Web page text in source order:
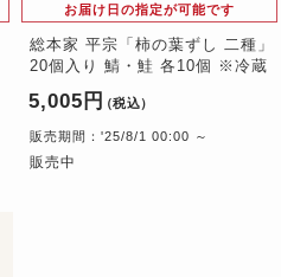
お届け日の指定が可能です
総本家 平宗「柿の葉ずし 二種」
20個入り 鯖・鮭 各10個 ※冷蔵
5,005円 （税込）
販売期間：'25/8/1 00:00 ～
販売中